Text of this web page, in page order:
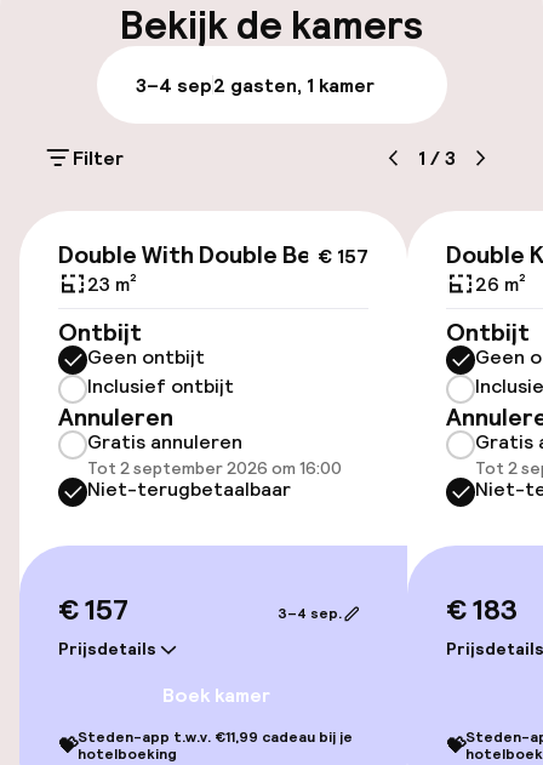
Parkeren & mobiliteit
Parkeergelegenheid op eigen terrein
(buiten)
Openbaar parkeren
Toegankelijkheid
Lift
Restaurant
Bekijk de kamers
3–4 sep2 gasten, 1 kamer
Filter 1 /3
€ 157
Double With Double Bed
23 m²
Ontbijt
Geen ontbijt
Inclusief ontbijt
Annuleren
Gratis annuleren
Tot 2 september 2026 om 16:00
Niet-terugbetaalbaar
€ 157
Prijsdetails
3–4 sep.
Boek kamer
💝Steden-app t.w.v. €11,99 cadeau bij je
hotelboeking
Double
26 m²
Ontbijt
Geen
Gratis
Tot 2
Niet-
€ 183
Prijsdetails
💝Steden-